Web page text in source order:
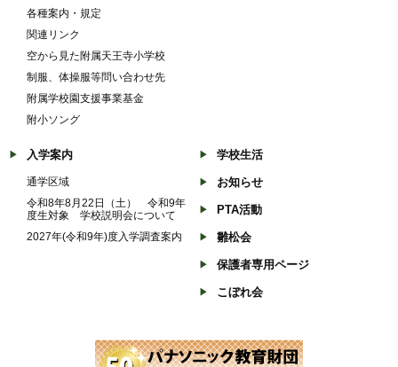
各種案内・規定
関連リンク
空から見た附属天王寺小学校
制服、体操服等問い合わせ先
附属学校園支援事業基金
附小ソング
入学案内
通学区域
令和8年8月22日（土） 令和9年
度生対象 学校説明会について
2027年(令和9年)度入学調査案内
学校生活
お知らせ
PTA活動
雛松会
保護者専用ページ
こぼれ会